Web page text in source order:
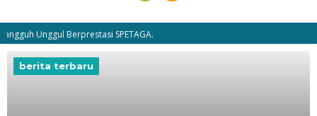
Berprestasi SPETAGA.
berita terbaru